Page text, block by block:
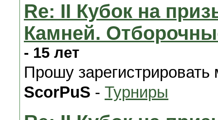
Re: II Кубок на
Камней.
- 15 лет
Прошу
ScorPuS - Турниры